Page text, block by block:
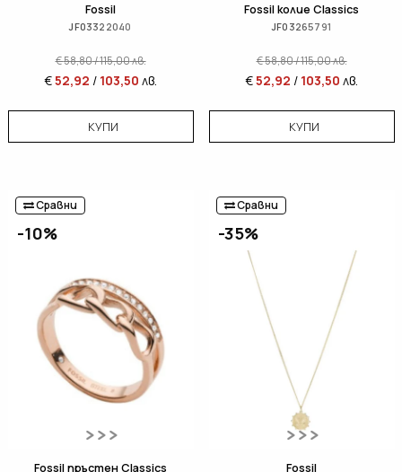
Fossil
JF03322040
€58,80/115,00лв.
€52,92 / 103,50 лв.
КУПИ
Fossil колие Classics
JF03265791
€58,80/115,00лв.
€52,92 / 103,50 лв.
КУПИ
Сравни
-10%
Fossil пръстен Classics
Сравни
-35%
Fossil